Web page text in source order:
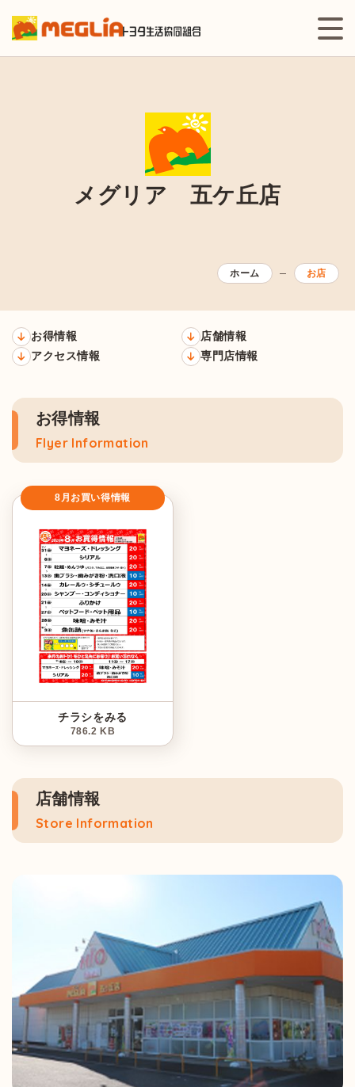
メグリア 五ケ丘店
ホーム お店
お得情報
店舗情報
アクセス情報
専門店情報
お得情報
Flyer Information
8月お買い得情報
チラシをみる
786.2 KB
店舗情報
Store Information